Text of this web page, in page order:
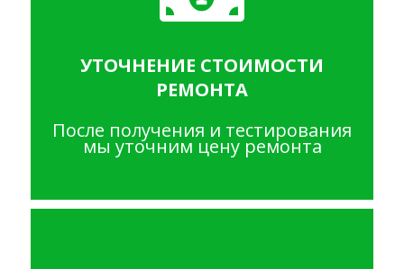
УТОЧНЕНИЕ СТОИМОСТИ
РЕМОНТА
После получения и тестирования
мы уточним цену ремонта